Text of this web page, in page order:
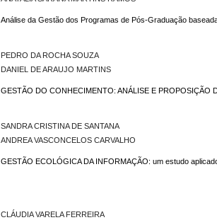
Análise da Gestão dos Programas de Pós-Graduação
PEDRO DA ROCHA SOUZA
DANIEL DE ARAUJO MARTINS
GESTÃO DO CONHECIMENTO: ANÁLISE E PROPOSIÇÃO
SANDRA CRISTINA DE SANTANA
ANDREA VASCONCELOS CARVALHO
GESTÃO ECOLÓGICA DA INFORMAÇÃO: um estudo
CLÁUDIA VARELA FERREIRA